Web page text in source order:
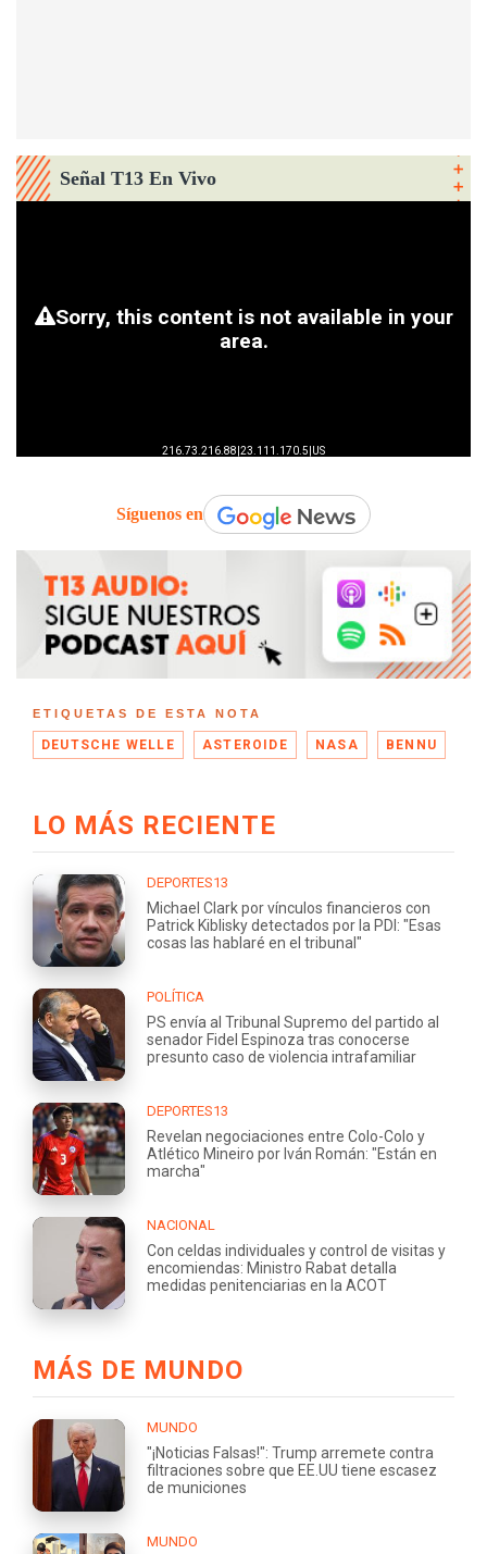
Señal T13 En Vivo
Síguenos en
ETIQUETAS DE ESTA NOTA
DEUTSCHE WELLE ASTEROIDE NASA BENNU
LO MÁS RECIENTE
DEPORTES13
Michael Clark por vínculos financieros con
Patrick Kiblisky detectados por la PDI: "Esas
cosas las hablaré en el tribunal"
POLÍTICA
PS envía al Tribunal Supremo del partido al
senador Fidel Espinoza tras conocerse
presunto caso de violencia intrafamiliar
DEPORTES13
Revelan negociaciones entre Colo-Colo y
Atlético Mineiro por Iván Román: "Están en
marcha"
NACIONAL
Con celdas individuales y control de visitas y
encomiendas: Ministro Rabat detalla
medidas penitenciarias en la ACOT
MÁS DE MUNDO
MUNDO
"¡Noticias Falsas!": Trump arremete contra
filtraciones sobre que EE.UU tiene escasez
de municiones
MUNDO